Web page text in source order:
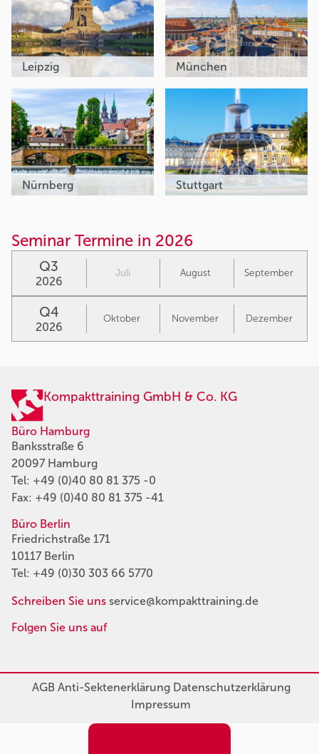
Leipzig München
Nürnberg Stuttgart
Seminar Termine in 2026
Q3
2026
Juli August September
Q4
2026
Oktober November Dezember
Kompakttraining GmbH & Co. KG
Büro Hamburg
Banksstraße 6
20097 Hamburg
Tel: +49 (0)40 80 81 375 -0
Fax: +49 (0)40 80 81 375 -41
Büro Berlin
Friedrichstraße 171
10117 Berlin
Tel: +49 (0)30 303 66 5770
Schreiben Sie uns service@kompakttraining.de
Folgen Sie uns auf
AGBAnti-SektenerklärungDatenschutzerklärung
Impressum